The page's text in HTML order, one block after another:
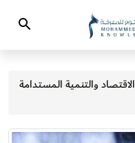
Search
الاقتصاد والتنمية المستدامة